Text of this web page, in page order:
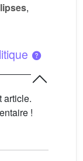
,
article.
!